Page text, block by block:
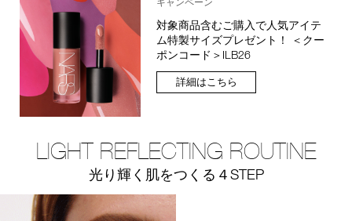
対象商品含むご購入で人気アイテ
ム特製サイズプレゼント！ ＜クー
ポンコード＞ILB26
詳細はこちら
LIGHT REFLECTING ROUTINE
光り輝く肌をつくる４STEP